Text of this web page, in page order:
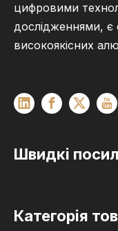
цифровими
дослідженнями,
високоякісних
Швидкі
Категорія